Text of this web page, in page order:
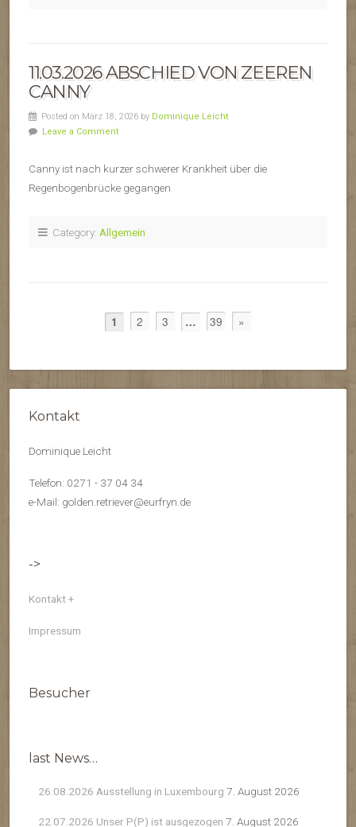
11.03.2026 ABSCHIED VON ZEEREN
CANNY
Posted on März 18, 2026 by Dominique Leicht
Leave a Comment
Canny ist nach kurzer schwerer Krankheit über die
Regenbogenbrücke gegangen
Category: Allgemein
1 2 3 … 39 »
Kontakt
Dominique Leicht
Telefon: 0271 - 37 04 34
e-Mail: golden.retriever@eurfryn.de
->
Kontakt +
Impressum
Besucher
last News…
26.08.2026 Ausstellung in Luxembourg 7. August 2026
22.07.2026 Unser P(P) ist ausgezogen 7. August 2026